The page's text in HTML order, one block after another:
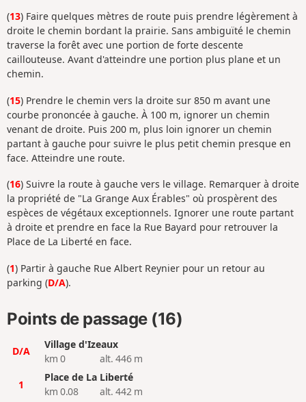
(13) Faire quelques mètres de route puis prendre légèrement à
droite le chemin bordant la prairie. Sans ambiguïté le chemin
traverse la forêt avec une portion de forte descente
caillouteuse. Avant d'atteindre une portion plus plane et un
chemin.
(15) Prendre le chemin vers la droite sur 850 m avant une
courbe prononcée à gauche. À 100 m, ignorer un chemin
venant de droite. Puis 200 m, plus loin ignorer un chemin
partant à gauche pour suivre le plus petit chemin presque en
face. Atteindre une route.
(16) Suivre la route à gauche vers le village. Remarquer à droite
la propriété de "La Grange Aux Érables" où prospèrent des
espèces de végétaux exceptionnels. Ignorer une route partant
à droite et prendre en face la Rue Bayard pour retrouver la
Place de La Liberté en face.
(1) Partir à gauche Rue Albert Reynier pour un retour au
parking (D/A).
Points de passage (16)
D/A
Village d'Izeaux
km 0
alt. 446 m
1
Place de La Liberté
km 0.08
alt. 442 m